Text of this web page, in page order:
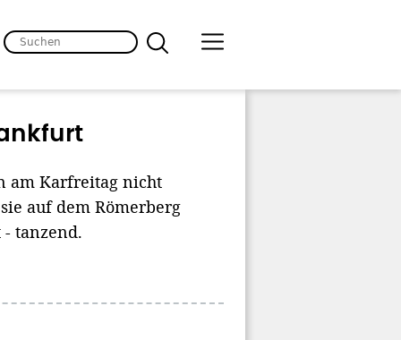
am Karfreitag nicht
auf dem Römerberg
tanzend.